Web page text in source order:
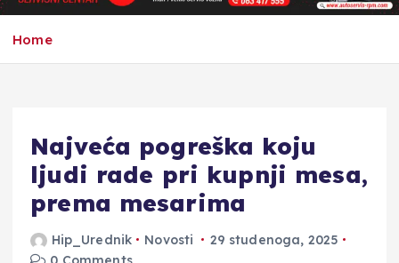
e
Home
Najveća pogreška koju
ljudi rade pri kupnji mesa,
prema mesarima
Hip_Urednik Novosti
29 studenoga, 2025